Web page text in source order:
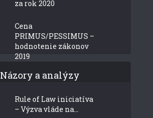
za rok 2020
Cena
PRIMUS/PESSIMUS –
hodnotenie zákonov
2019
Názory a analýzy
Rule of Law iniciatíva
– Výzva vláde na...